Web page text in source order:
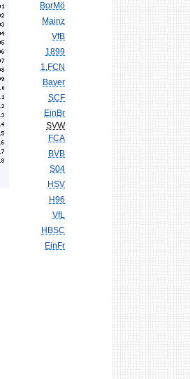
BorMö
Mainz
VfB
1899
1.FCN
Bayer
SCF
EinBr
SVW
FCA
BVB
S04
HSV
H96
VfL
HBSC
EinFr